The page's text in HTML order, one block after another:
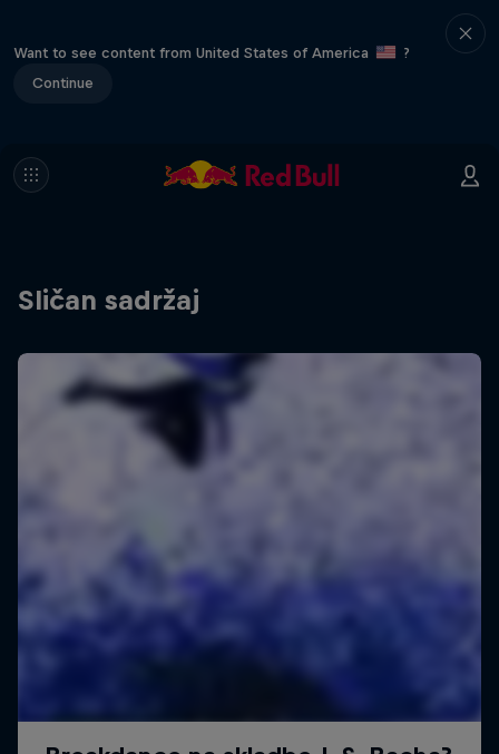
Want to see content from United States of America
?
Continue
Sličan sadržaj